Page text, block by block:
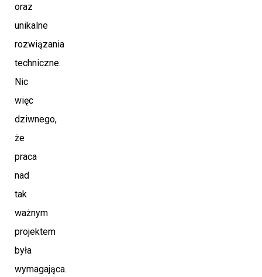
oraz
unikalne
rozwiązania
techniczne.
Nic
więc
dziwnego,
że
praca
nad
tak
ważnym
projektem
była
wymagająca.